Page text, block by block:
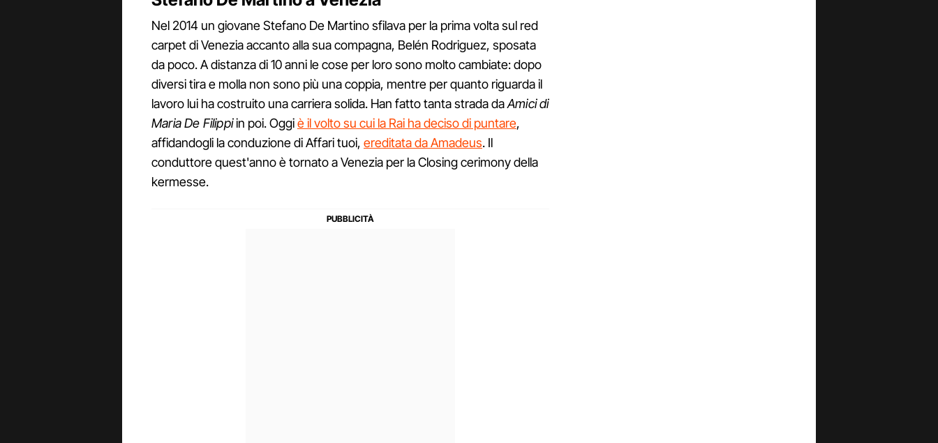
Nel 2014 un giovane Stefano De Martino sfilava per la prima volta sul red
carpet di Venezia accanto alla sua compagna, Belén Rodriguez, sposata
da poco. A distanza di 10 anni le cose per loro sono molto cambiate: dopo
diversi tira e molla non sono più una coppia, mentre per quanto riguarda il
lavoro lui ha costruito una carriera solida. Han fatto tanta strada daAmici di
Maria De Filippiin poi. Oggiè il volto su cui la Rai ha deciso di puntare,
affidandogli la conduzione di Affari tuoi, ereditata da Amadeus. Il
conduttore quest'anno è tornato a Venezia per la Closing cerimony della
kermesse.